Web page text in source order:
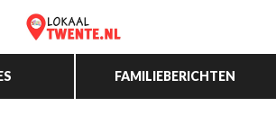
FAMILIEBERICHTEN